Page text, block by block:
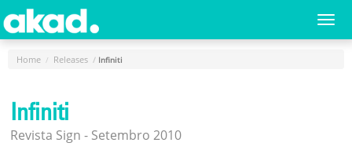
Menu
Principal
A
Empresa
Home Releases Infiniti
Infiniti
Revista Sign - Setembro 2010